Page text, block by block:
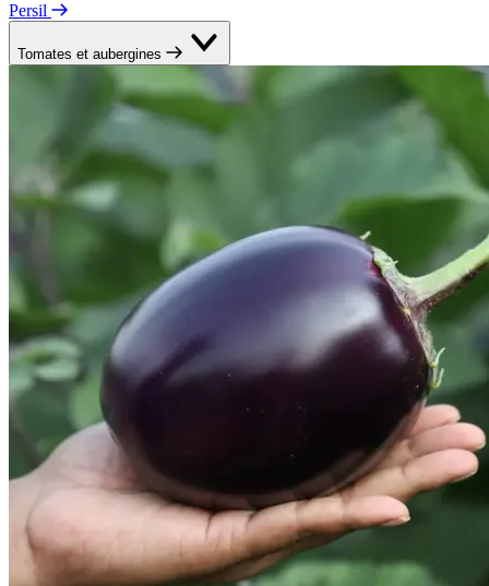
Persil
Tomates et aubergines